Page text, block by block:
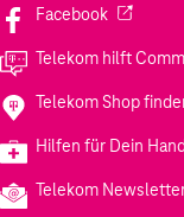
Facebook(Wird in
Telekom hilft
Telekom Shop
Hilfen für Dein
Telekom